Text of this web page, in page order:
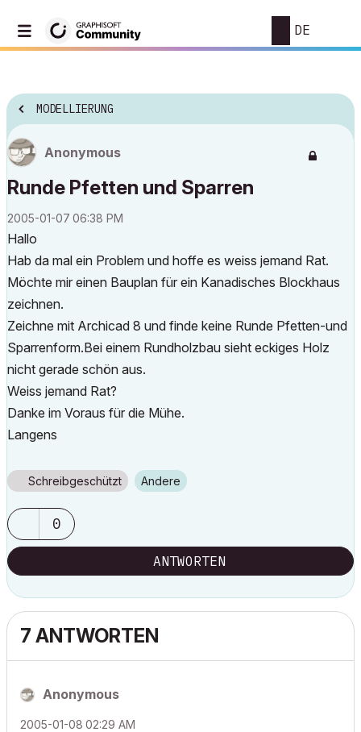
DE
MODELLIERUNG
Anonymous
Runde Pfetten und Sparren
‎2005-01-07 06:38 PM
Hallo
Hab da mal ein Problem und hoffe es weiss jemand Rat.
Möchte mir einen Bauplan für ein Kanadisches Blockhaus
zeichnen.
Zeichne mit Archicad 8 und finde keine Runde Pfetten-und
Sparrenform.Bei einem Rundholzbau sieht eckiges Holz
nicht gerade schön aus.
Weiss jemand Rat?
Danke im Voraus für die Mühe.
Langens
Schreibgeschützt Andere
0
ANTWORTEN
7 ANTWORTEN
Anonymous
‎2005-01-08 02:29 AM